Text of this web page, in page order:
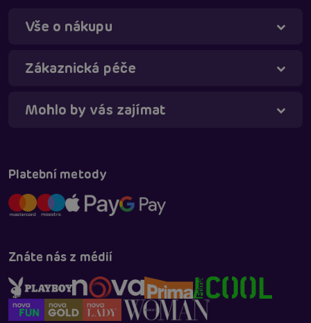
Vše o nákupu
Zákaznická péče
Mohlo by vás zajímat
Platební metody
Znáte nás z médií
Táňa - virtuální asistentka